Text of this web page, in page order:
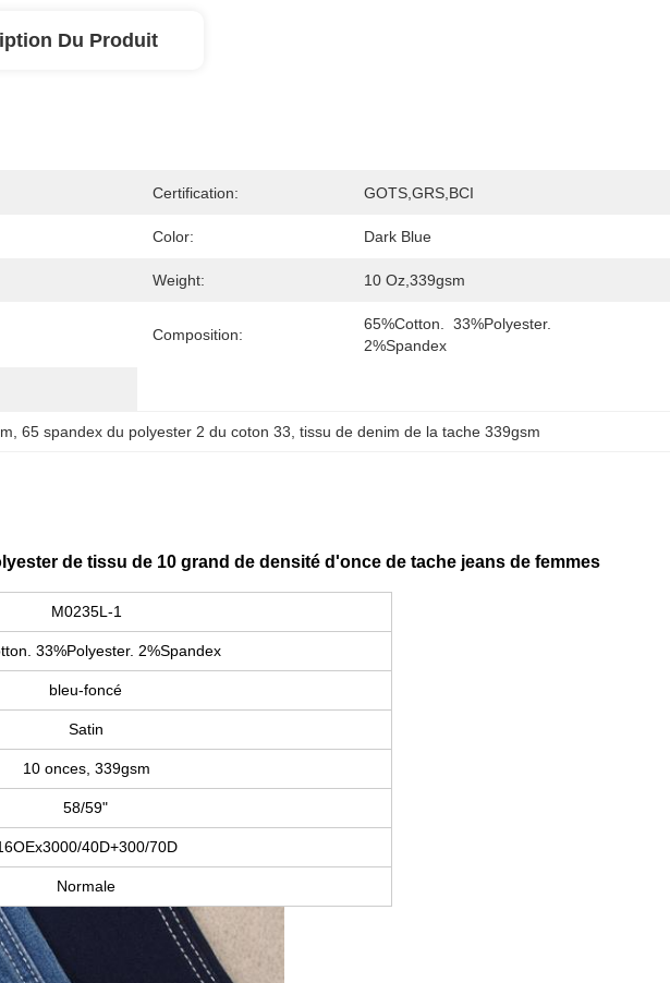
Du Produit
Certification: GOTS,GRS,BCI
Color: Dark Blue
Weight: 10 Oz,339gsm
Composition:
65%Cotton.  33%Polyester.
2%Spandex
, 65 spandex du polyester 2 du coton 33 , tissu de denim de la tache 339gsm
de tissu de 10 grand de densité d'once de tache jeans de femmes
M0235L-1
33%Polyester. 2%Spandex
bleu-foncé
Satin
10 onces, 339gsm
58/59"
40D+300/70D
Normale